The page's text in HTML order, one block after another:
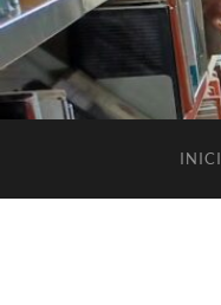
INICI